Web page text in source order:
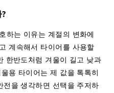
하는 이유는 계절의 변화에
계속해서 타이어를 사용할
한반도처럼 겨울이 길고 낮과
용 타이어는 제 값을 톡톡히
을 생각하면 선택을 주저하